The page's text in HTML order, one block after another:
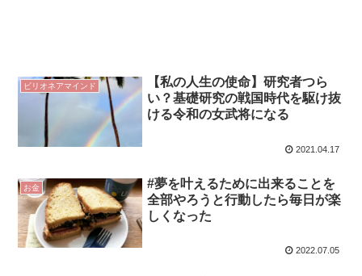
ビリオネアマインド
【私の人生の使命】研究者つら
い？基礎研究の戦国時代を駆け抜
ける令和の女武将になる
2021.04.17
お金
#夢を叶えるために出来ることを
全部やろうと行動したら毎日が楽
しくなった
2022.07.05